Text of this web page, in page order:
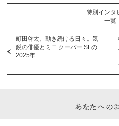
特別インタ
一覧
町田啓太、動き続ける日々。気
鋭の俳優とミニ クーパー SEの
2025年
あなたへの